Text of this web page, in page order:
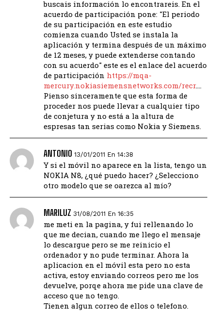
buscais información lo encontrareis. En el
acuerdo de participación pone: "El periodo
de su participación en este estudio
comienza cuando Usted se instala la
aplicación y termina después de un máximo
de 12 meses, y puede extenderse contando
con su acuerdo" este es el enlace del acuerdo
de participación https://mqa-
mercury.nokiasiemensnetworks.com/recr….
Pienso sinceramente que esta forma de
proceder nos puede llevar a cualquier tipo
de conjetura y no está a la altura de
espresas tan serias como Nokia y Siemens.
ANTONIO 13/01/2011 En 14:38
Y si el móvil no aparece en la lista, tengo un
NOKIA N8, ¿qué puedo hacer? ¿Selecciono
otro modelo que se oarezca al mío?
MARILUZ 31/08/2011 En 16:35
me meti en la pagina, y fui rellenando lo
que me decian, cuando me llego el mensaje
lo descargue pero se me reinicio el
ordenador y no pude terminar. Ahora la
aplicacion en el móvil esta pero no esta
activa, estoy enviando correos pero me los
devuelve, porqe ahora me pide una clave de
acceso que no tengo.
Tienen algun correo de ellos o telefono.